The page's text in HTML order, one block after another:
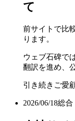
て
前サイトで比
ります。
ウェブ石碑で
翻訳を進め、
引き続きご愛
2026/06/18総合